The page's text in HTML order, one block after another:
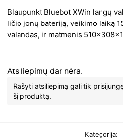
Blaupunkt Bluebot XWin langų
ličio jonų bateriją, veikimo laiką
valandas, ir matmenis
Atsiliepimų dar nėra.
Rašyti atsiliepimą gali tik
šį produktą.
Kategorija: